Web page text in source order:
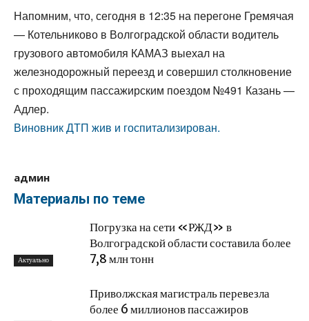
Напомним, что, сегодня в 12:35 на перегоне Гремячая
— Котельниково в Волгоградской области водитель
грузового автомобиля КАМАЗ выехал на
железнодорожный переезд и совершил столкновение
с проходящим пассажирским поездом №491 Казань —
Адлер.
Виновник ДТП жив и госпитализирован.
админ
Материалы по теме
Актуально
Погрузка на сети «РЖД» в
Волгоградской области составила более
7,8 млн тонн
Приволжская магистраль перевезла
более 6 миллионов пассажиров